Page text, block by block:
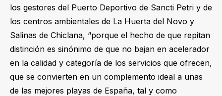
los gestores del Puerto Deportivo de Sancti Petri y de
los centros ambientales de La Huerta del Novo y
Salinas de Chiclana, “porque el hecho de que repitan
distinción es sinónimo de que no bajan en acelerador
en la calidad y categoría de los servicios que ofrecen,
que se convierten en un complemento ideal a unas
de las mejores playas de España, tal y como